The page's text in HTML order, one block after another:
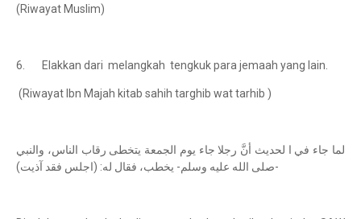
(Riwayat Muslim)
6. Elakkan dari melangkah tengkuk para jemaah yang lain.
(Riwayat Ibn Majah kitab sahih targhib wat tarhib )
لما جاء في ا لحديث أنَّ رجلا جاء يوم الجمعة يتخطى رقاب الناس، والنبي
-صلى الله عليه وسلم- يخطب، فقال له: (اجلس فقد آذيت)